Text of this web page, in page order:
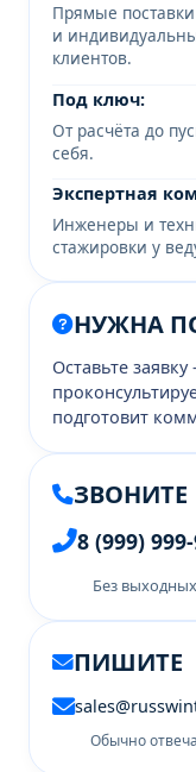
Прямые
и
клиентов.
Под ключ:
От расчёта до
себя.
Экспертная
Инженеры и
стажировки у
НУЖНА
Оставьте
подготовит
ЗВОНИТЕ
8 (999)
Без
ПИШИТЕ
Обычно